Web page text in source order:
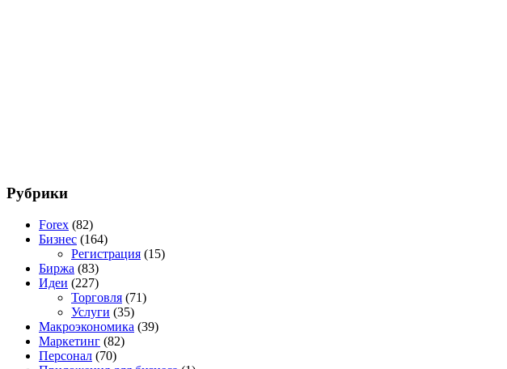
Рубрики
Forex (82)
Бизнес (164)
Регистрация (15)
Биржа (83)
Идеи (227)
Торговля (71)
Услуги (35)
Макроэкономика (39)
Маркетинг (82)
Персонал (70)